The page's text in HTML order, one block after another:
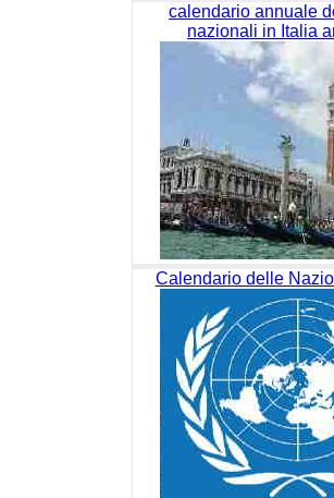
calendario annuale
nazionali in Italia
Calendario delle